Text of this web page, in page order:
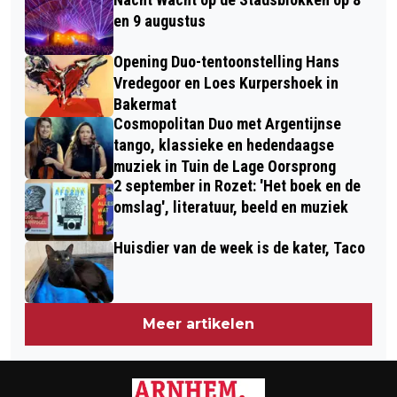
ROZET
KAREL VAN GELRE IS BINNEN
en 9 augustus
Opening Duo-tentoonstelling Hans
Vredegoor en Loes Kurpershoek in
Bakermat
Cosmopolitan Duo met Argentijnse
tango, klassieke en hedendaagse
muziek in Tuin de Lage Oorsprong
2 september in Rozet: 'Het boek en de
omslag', literatuur, beeld en muziek
Huisdier van de week is de kater, Taco
Meer artikelen